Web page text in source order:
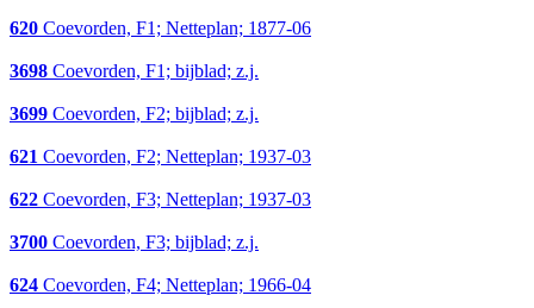
620 Coevorden, F1; Netteplan; 1877-06
3698 Coevorden, F1; bijblad; z.j.
3699 Coevorden, F2; bijblad; z.j.
621 Coevorden, F2; Netteplan; 1937-03
622 Coevorden, F3; Netteplan; 1937-03
3700 Coevorden, F3; bijblad; z.j.
624 Coevorden, F4; Netteplan; 1966-04